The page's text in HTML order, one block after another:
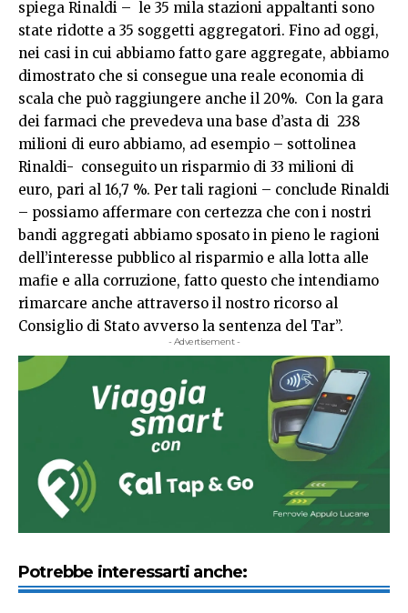
spiega Rinaldi – le 35 mila stazioni appaltanti sono
state ridotte a 35 soggetti aggregatori. Fino ad oggi,
nei casi in cui abbiamo fatto gare aggregate, abbiamo
dimostrato che si consegue una reale economia di
scala che può raggiungere anche il 20%. Con la gara
dei farmaci che prevedeva una base d’asta di 238
milioni di euro abbiamo, ad esempio – sottolinea
Rinaldi- conseguito un risparmio di 33 milioni di
euro, pari al 16,7 %. Per tali ragioni – conclude Rinaldi
– possiamo affermare con certezza che con i nostri
bandi aggregati abbiamo sposato in pieno le ragioni
dell’interesse pubblico al risparmio e alla lotta alle
mafie e alla corruzione, fatto questo che intendiamo
rimarcare anche attraverso il nostro ricorso al
Consiglio di Stato avverso la sentenza del Tar”.
- Advertisement -
Potrebbe interessarti anche: